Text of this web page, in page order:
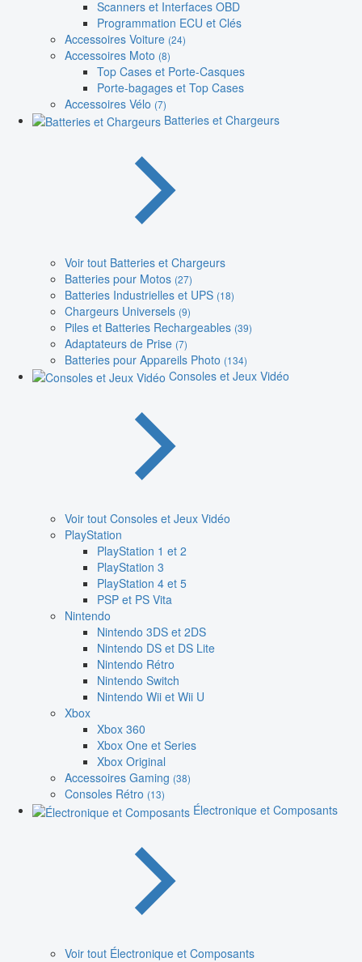
Scanners et Interfaces OBD
Programmation ECU et Clés
Accessoires Voiture (24)
Accessoires Moto (8)
Top Cases et Porte-Casques
Porte-bagages et Top Cases
Accessoires Vélo (7)
Batteries et Chargeurs
Voir tout Batteries et Chargeurs
Batteries pour Motos (27)
Batteries Industrielles et UPS (18)
Chargeurs Universels (9)
Piles et Batteries Rechargeables (39)
Adaptateurs de Prise (7)
Batteries pour Appareils Photo (134)
Consoles et Jeux Vidéo
Voir tout Consoles et Jeux Vidéo
PlayStation
PlayStation 1 et 2
PlayStation 3
PlayStation 4 et 5
PSP et PS Vita
Nintendo
Nintendo 3DS et 2DS
Nintendo DS et DS Lite
Nintendo Rétro
Nintendo Switch
Nintendo Wii et Wii U
Xbox
Xbox 360
Xbox One et Series
Xbox Original
Accessoires Gaming (38)
Consoles Rétro (13)
Électronique et Composants
Voir tout Électronique et Composants